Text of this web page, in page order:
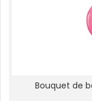
Bouquet de